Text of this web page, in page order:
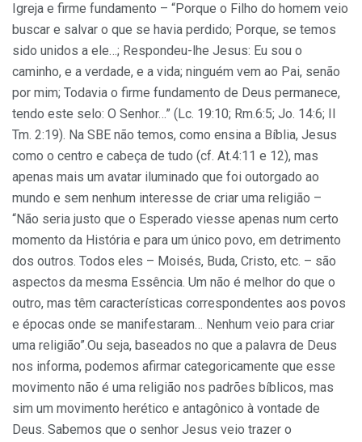
Igreja e firme fundamento – “Porque o Filho do homem veio
buscar e salvar o que se havia perdido; Porque, se temos
sido unidos a ele…; Respondeu-lhe Jesus: Eu sou o
caminho, e a verdade, e a vida; ninguém vem ao Pai, senão
por mim; Todavia o firme fundamento de Deus permanece,
tendo este selo: O Senhor…” (Lc. 19:10; Rm.6:5; Jo. 14:6; II
Tm. 2:19). Na SBE não temos, como ensina a Bíblia, Jesus
como o centro e cabeça de tudo (cf. At.4:11 e 12), mas
apenas mais um avatar iluminado que foi outorgado ao
mundo e sem nenhum interesse de criar uma religião –
“Não seria justo que o Esperado viesse apenas num certo
momento da História e para um único povo, em detrimento
dos outros. Todos eles – Moisés, Buda, Cristo, etc. – são
aspectos da mesma Essência. Um não é melhor do que o
outro, mas têm características correspondentes aos povos
e épocas onde se manifestaram… Nenhum veio para criar
uma religião”.Ou seja, baseados no que a palavra de Deus
nos informa, podemos afirmar categoricamente que esse
movimento não é uma religião nos padrões bíblicos, mas
sim um movimento herético e antagônico à vontade de
Deus. Sabemos que o senhor Jesus veio trazer o